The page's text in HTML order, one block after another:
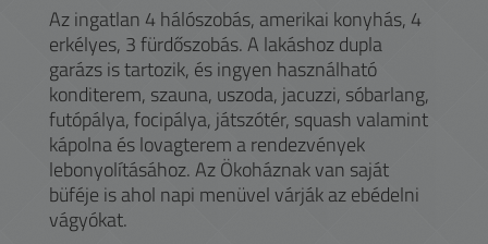
Az ingatlan 4 hálószobás, amerikai konyhás, 4
erkélyes, 3 fürdőszobás. A lakáshoz dupla
garázs is tartozik, és ingyen használható
konditerem, szauna, uszoda, jacuzzi, sóbarlang,
futópálya, focipálya, játszótér, squash valamint
kápolna és lovagterem a rendezvények
lebonyolításához. Az Ökoháznak van saját
büféje is ahol napi menüvel várják az ebédelni
vágyókat.